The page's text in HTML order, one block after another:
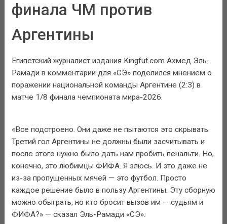
финала ЧМ против
Аргентины
Египетский журналист издания Kingfut.com Ахмед Эль-
Рамади в комментарии для «СЭ» поделился мнением о
поражении национальной команды Аргентине (2:3) в
матче 1/8 финала чемпионата мира-2026.
«Все подстроено. Они даже не пытаются это скрывать.
Третий гол Аргентины не должны были засчитывать и
после этого нужно было дать нам пробить пенальти. Но,
конечно, это любимцы ФИФА. Я злюсь. И это даже не
из-за пропущенных мячей — это футбол. Просто
каждое решение было в пользу Аргентины. Эту сборную
можно обыграть, но кто бросит вызов им — судьям и
ФИФА?» — сказал Эль-Рамади «СЭ».